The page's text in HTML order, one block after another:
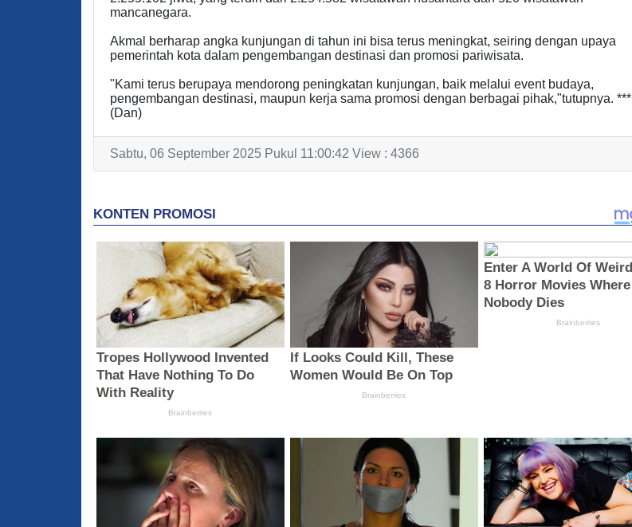
mancanegara.
Akmal berharap angka kunjungan di tahun ini bisa terus meningkat, seiring dengan upaya
pemerintah kota dalam pengembangan destinasi dan promosi pariwisata.
"Kami terus berupaya mendorong peningkatan kunjungan, baik melalui event budaya,
pengembangan destinasi, maupun kerja sama promosi dengan berbagai pihak,"tutupnya. ***
(Dan)
Sabtu, 06 September 2025 Pukul 11:00:42 View : 4366